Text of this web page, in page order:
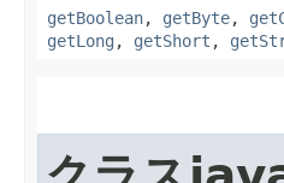
getBoolean, getByte,
getLong , getShort ,